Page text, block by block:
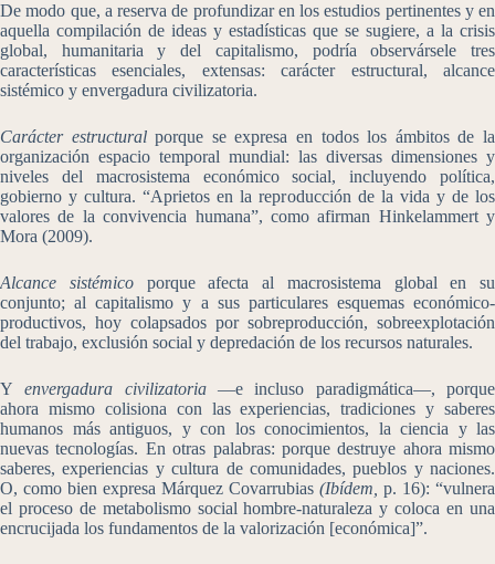
De modo que, a reserva de profundizar en los estudios pertinentes y en
aquella compilación de ideas y estadísticas que se sugiere, a la crisis
global, humanitaria y del capitalismo, podría observársele tres
características esenciales, extensas: carácter estructural, alcance
sistémico y envergadura civilizatoria.
Carácter estructuralporque se expresa en todos los ámbitos de la
organización espacio temporal mundial: las diversas dimensiones y
niveles del macrosistema económico social, incluyendo política,
gobierno y cultura. “Aprietos en la reproducción de la vida y de los
valores de la convivencia humana”, como afirman Hinkelammert y
Mora (2009).
Alcance sistémicoporque afecta al macrosistema global en su
conjunto; al capitalismo y a sus particulares esquemas económico-
productivos, hoy colapsados por sobreproducción, sobreexplotación
del trabajo, exclusión social y depredación de los recursos naturales.
Yenvergadura civilizatoria―e incluso paradigmática―, porque
ahora mismo colisiona con las experiencias, tradiciones y saberes
humanos más antiguos, y con los conocimientos, la ciencia y las
nuevas tecnologías. En otras palabras: porque destruye ahora mismo
saberes, experiencias y cultura de comunidades, pueblos y naciones.
O, como bien expresa Márquez Covarrubias (Ibídem, p. 16): “vulnera
el proceso de metabolismo social hombre-naturaleza y coloca en una
encrucijada los fundamentos de la valorización [económica]”.